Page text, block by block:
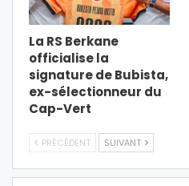
La RS Berkane
officialise la
signature de Bubista,
ex-sélectionneur du
Cap-Vert
PRÉCÉDENT SUIVANT